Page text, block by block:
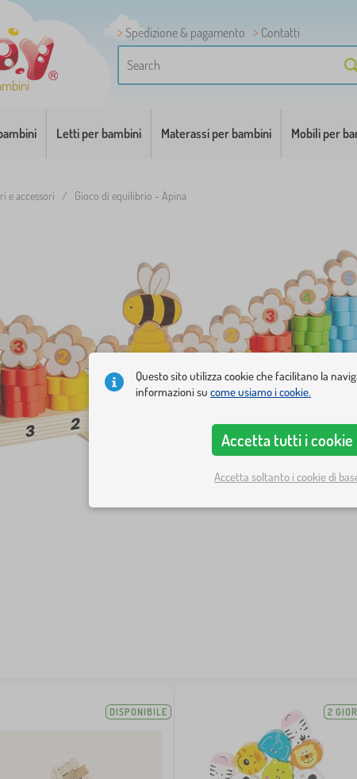
Spedizione & pagamento
Contatti
Letti per bambini Materassi per bambini Mobili per
e accessori / Gioco di equilibrio - Apina
DISPONIBILE 2
Questo sito utilizza cookie che facilitano la
informazioni su come usiamo i cookie.
Accetta tutti i cookie
Accetta soltanto i cookie di